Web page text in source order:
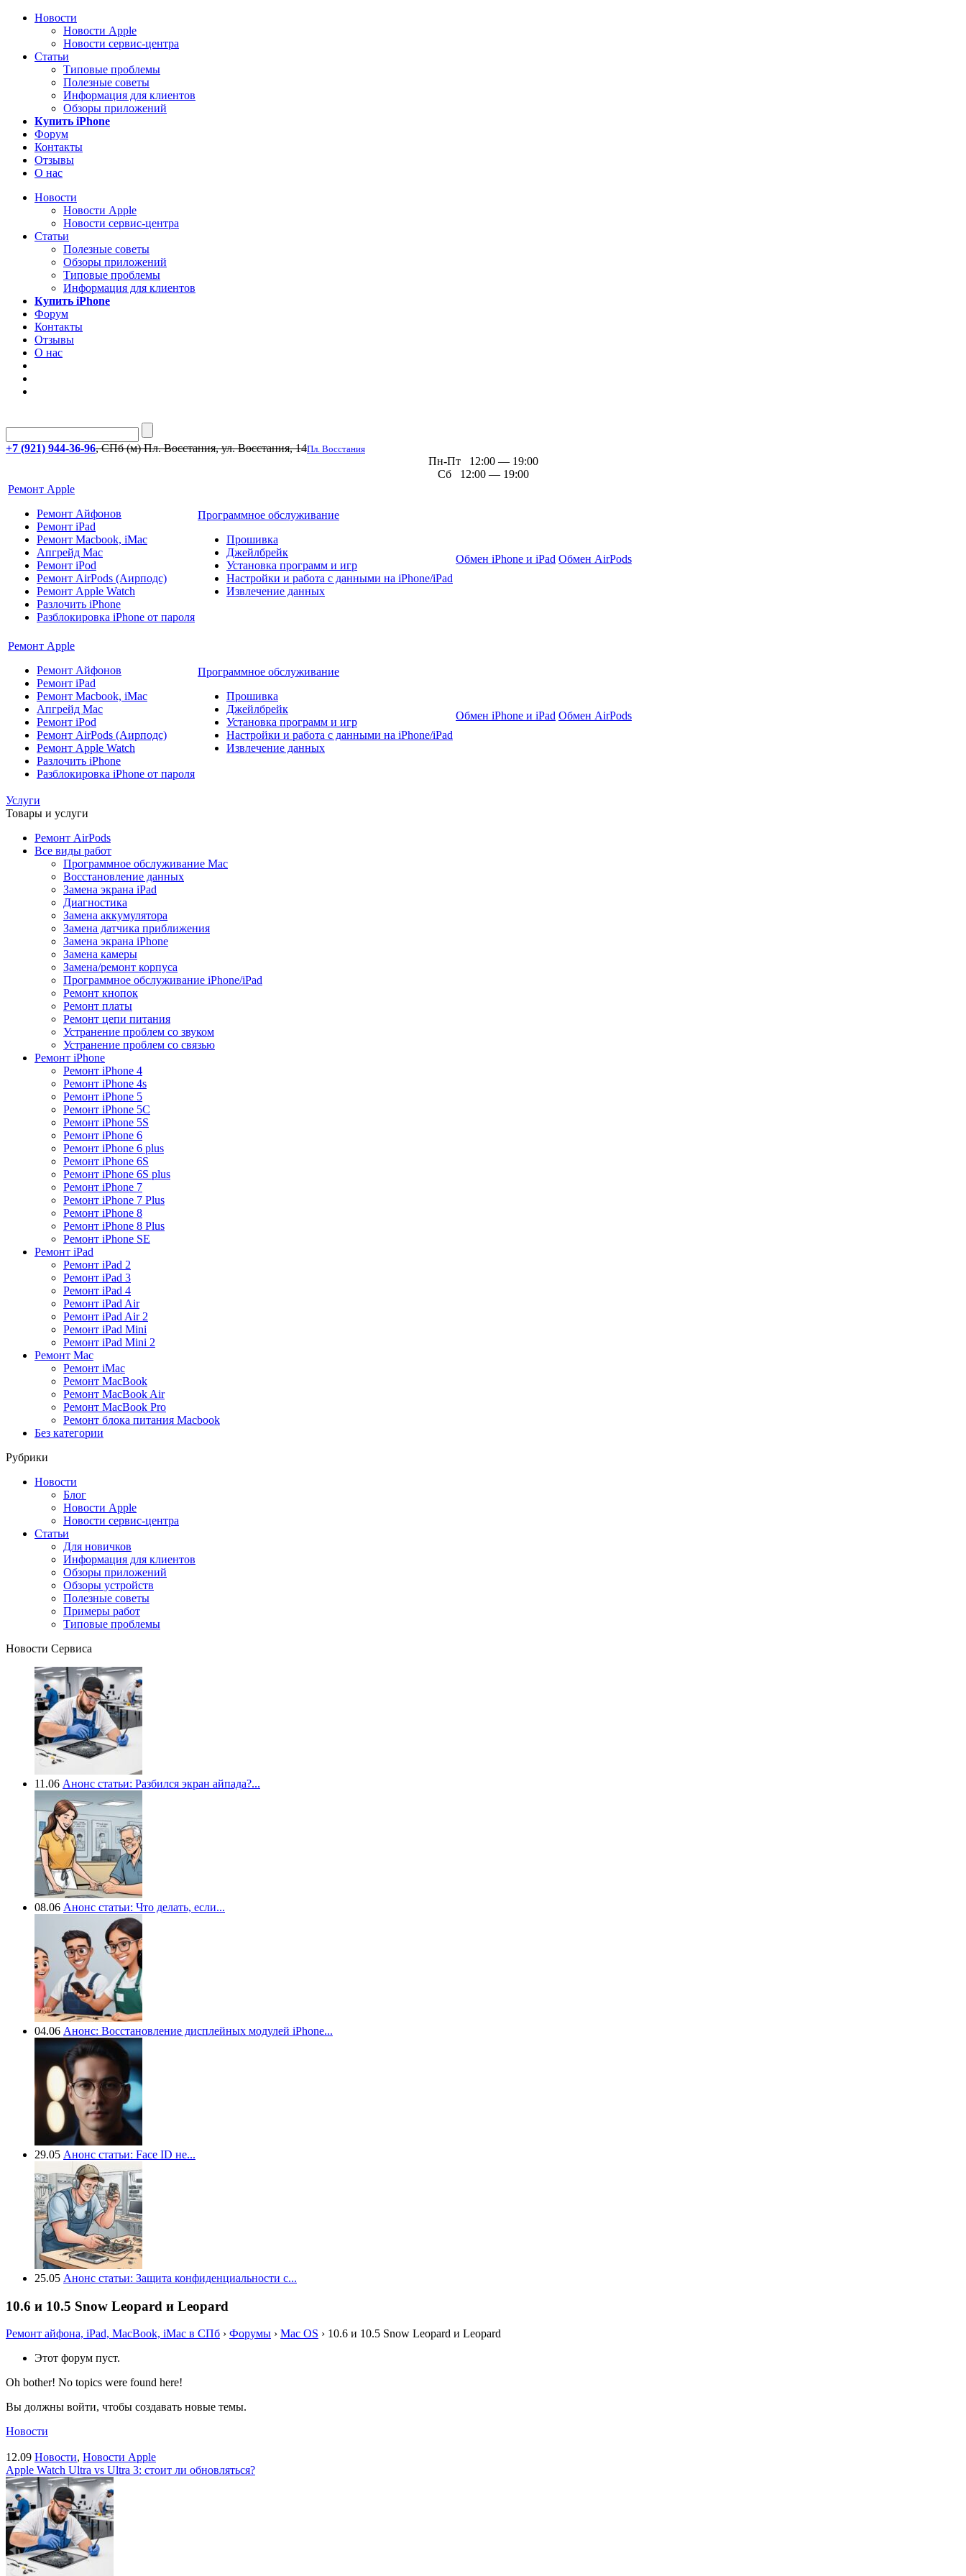
Новости
Новости Apple
Новости сервис-центра
Статьи
Типовые проблемы
Полезные советы
Информация для клиентов
Обзоры приложений
Купить iPhone
Форум
Контакты
Отзывы
О нас
Новости
Новости Apple
Новости сервис-центра
Статьи
Полезные советы
Обзоры приложений
Типовые проблемы
Информация для клиентов
Купить iPhone
Форум
Контакты
Отзывы
О нас
+7 (921) 944-36-96, СПб (м) Пл. Восстания, ул. Восстания, 14Пл. Восстания
Пн-Пт 12:00 — 19:00
Сб 12:00 — 19:00
Ремонт Apple
Ремонт Айфонов
Ремонт iPad
Ремонт Macbook, iMac
Апгрейд Mac
Ремонт iPod
Ремонт AirPods (Аирподс)
Ремонт Apple Watch
Разлочить iPhone
Разблокировка iPhone от пароля
Программное обслуживание
Прошивка
Джейлбрейк
Установка программ и игр
Настройки и работа с данными на iPhone/iPad
Извлечение данных
Обмен iPhone и iPad Обмен AirPods
Ремонт Apple
Ремонт Айфонов
Ремонт iPad
Ремонт Macbook, iMac
Апгрейд Mac
Ремонт iPod
Ремонт AirPods (Аирподс)
Ремонт Apple Watch
Разлочить iPhone
Разблокировка iPhone от пароля
Программное обслуживание
Прошивка
Джейлбрейк
Установка программ и игр
Настройки и работа с данными на iPhone/iPad
Извлечение данных
Обмен iPhone и iPad Обмен AirPods
Услуги
Товары и услуги
Ремонт AirPods
Все виды работ
Программное обслуживание Mac
Восстановление данных
Замена экрана iPad
Диагностика
Замена аккумулятора
Замена датчика приближения
Замена экрана iPhone
Замена камеры
Замена/ремонт корпуса
Программное обслуживание iPhone/iPad
Ремонт кнопок
Ремонт платы
Ремонт цепи питания
Устранение проблем со звуком
Устранение проблем со связью
Ремонт iPhone
Ремонт iPhone 4
Ремонт iPhone 4s
Ремонт iPhone 5
Ремонт iPhone 5C
Ремонт iPhone 5S
Ремонт iPhone 6
Ремонт iPhone 6 plus
Ремонт iPhone 6S
Ремонт iPhone 6S plus
Ремонт iPhone 7
Ремонт iPhone 7 Plus
Ремонт iPhone 8
Ремонт iPhone 8 Plus
Ремонт iPhone SE
Ремонт iPad
Ремонт iPad 2
Ремонт iPad 3
Ремонт iPad 4
Ремонт iPad Air
Ремонт iPad Air 2
Ремонт iPad Mini
Ремонт iPad Mini 2
Ремонт Mac
Ремонт iMac
Ремонт MacBook
Ремонт MacBook Air
Ремонт MacBook Pro
Ремонт блока питания Macbook
Без категории
Рубрики
Новости
Блог
Новости Apple
Новости сервис-центра
Статьи
Для новичков
Информация для клиентов
Обзоры приложений
Обзоры устройств
Полезные советы
Примеры работ
Типовые проблемы
Новости Сервиса
11.06 Анонс статьи: Разбился экран айпада?...
08.06 Анонс статьи: Что делать, если...
04.06 Анонс: Восстановление дисплейных модулей iPhone...
29.05 Анонс статьи: Face ID не...
25.05 Анонс статьи: Защита конфиденциальности с...
10.6 и 10.5 Snow Leopard и Leopard
Ремонт айфона, iPad, MacBook, iMac в СПб › Форумы › Mac OS › 10.6 и 10.5 Snow Leopard и Leopard
Этот форум пуст.
Oh bother! No topics were found here!
Вы должны войти, чтобы создавать новые темы.
Новости
12.09 Новости, Новости Apple
Apple Watch Ultra vs Ultra 3: стоит ли обновляться?